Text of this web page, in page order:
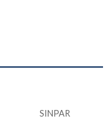
SINPAR